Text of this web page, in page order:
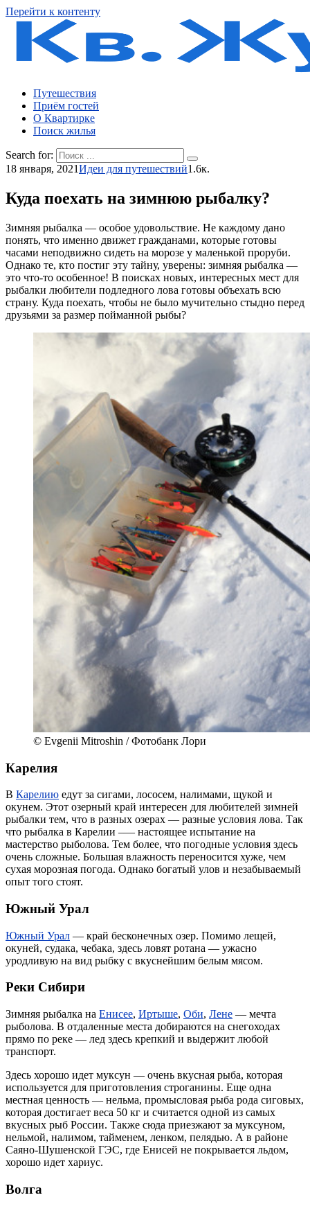
Перейти к контенту
Путешествия
Приём гостей
О Квартирке
Поиск жилья
Search for:
18 января, 2021Идеи для путешествий1.6к.
Куда поехать на зимнюю рыбалку?
Зимняя рыбалка — особое удовольствие. Не каждому дано
понять, что именно движет гражданами, которые готовы
часами неподвижно сидеть на морозе у маленькой проруби.
Однако те, кто постиг эту тайну, уверены: зимняя рыбалка —
это что-то особенное! В поисках новых, интересных мест для
рыбалки любители подледного лова готовы объехать всю
страну. Куда поехать, чтобы не было мучительно стыдно перед
друзьями за размер пойманной рыбы?
© Evgenii Mitroshin / Фотобанк Лори
Карелия
В Карелию едут за сигами, лососем, налимами, щукой и
окунем. Этот озерный край интересен для любителей зимней
рыбалки тем, что в разных озерах — разные условия лова. Так
что рыбалка в Карелии –— настоящее испытание на
мастерство рыболова. Тем более, что погодные условия здесь
очень сложные. Большая влажность переносится хуже, чем
сухая морозная погода. Однако богатый улов и незабываемый
опыт того стоят.
Южный Урал
Южный Урал — край бесконечных озер. Помимо лещей,
окуней, судака, чебака, здесь ловят ротана — ужасно
уродливую на вид рыбку с вкуснейшим белым мясом.
Реки Сибири
Зимняя рыбалка на Енисее, Иртыше, Оби, Лене — мечта
рыболова. В отдаленные места добираются на снегоходах
прямо по реке — лед здесь крепкий и выдержит любой
транспорт.
Здесь хорошо идет муксун — очень вкусная рыба, которая
используется для приготовления строганины. Еще одна
местная ценность — нельма, промысловая рыба рода сиговых,
которая достигает веса 50 кг и считается одной из самых
вкусных рыб России. Также сюда приезжают за муксуном,
нельмой, налимом, тайменем, ленком, пелядью. А в районе
Саяно-Шушенской ГЭС, где Енисей не покрывается льдом,
хорошо идет хариус.
Волга